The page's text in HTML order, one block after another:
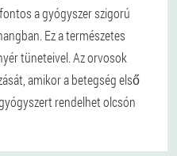
a gyógyszer szigorú
Ez a természetes
tüneteivel. Az orvosok
amikor a betegség első
rendelhet olcsón